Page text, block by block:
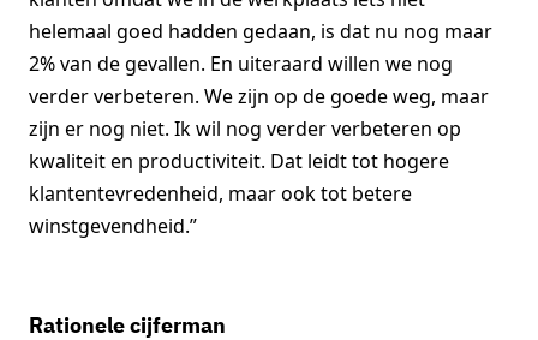
helemaal goed hadden gedaan, is dat nu nog maar
2% van de gevallen. En uiteraard willen we nog
verder verbeteren. We zijn op de goede weg, maar
zijn er nog niet. Ik wil nog verder verbeteren op
kwaliteit en productiviteit. Dat leidt tot hogere
klantentevredenheid, maar ook tot betere
winstgevendheid.”
Rationele cijferman